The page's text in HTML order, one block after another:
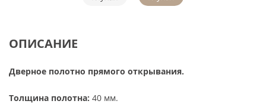
ОПИСАНИЕ
Дверное полотно прямого открывания.
Толщина полотна: 40 мм.